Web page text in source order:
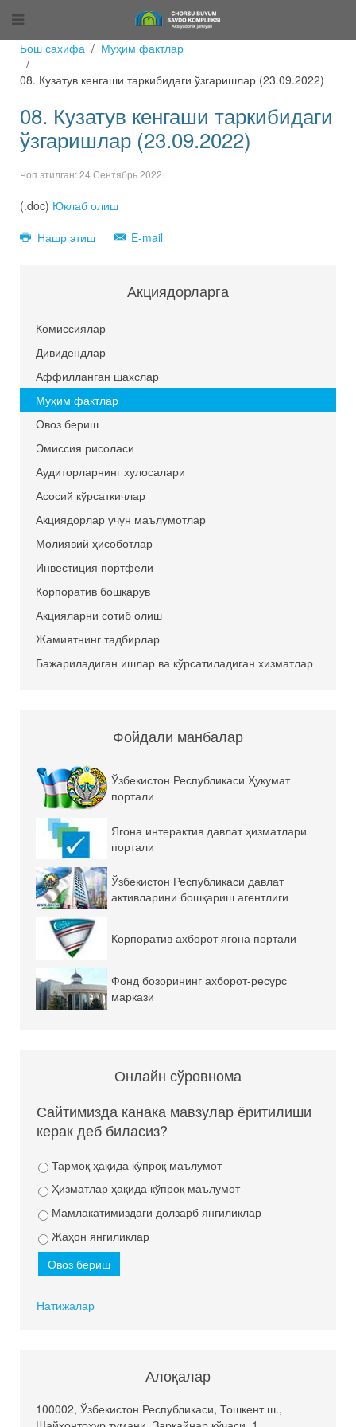
Бош сахифа
Муҳим фактлар
08. Кузатув кенгаши таркибидаги ўзгаришлар (23.09.2022)
08. Кузатув кенгаши таркибидаги
ўзгаришлар (23.09.2022)
Чоп этилган:24 Сентябрь 2022
(.doc) Юклаб олиш
Нашр этиш
E-mail
Акциядорларга
Комиссиялар
Дивидендлар
Аффилланган шахслар
Муҳим фактлар
Овоз бериш
Эмиссия рисоласи
Аудиторларнинг хулосалари
Асосий кўрсаткичлар
Акциядорлар учун маълумотлар
Молиявий ҳисоботлар
Инвестиция портфели
Корпоратив бошқарув
Акцияларни сотиб олиш
Жамиятнинг тадбирлар
Бажариладиган ишлар ва кўрсатиладиган хизматлар
Фойдали манбалар
Ўзбекистон Республикаси Ҳукумат
портали
Ягона интерактив давлат ҳизматлари
портали
Ўзбекистон Республикаси давлат
активларини бошқариш агентлиги
Корпоратив ахборот ягона портали
Фонд бозорининг ахборот-ресурс
маркази
Онлайн сўровнома
Сайтимизда канака мавзулар ёритилиши
керак деб биласиз?
Тармоқ ҳақида кўпроқ маълумот
Ҳизматлар ҳақида кўпроқ маълумот
Мамлакатимиздаги долзарб янгиликлар
Жаҳон янгиликлар
Натижалар
Алоқалар
100002, Ўзбекистон Республикаси, Тошкент ш.,